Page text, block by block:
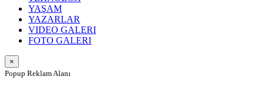
YAŞAM
YAZARLAR
VIDEO GALERI
FOTO GALERI
×
Popup Reklam Alanı